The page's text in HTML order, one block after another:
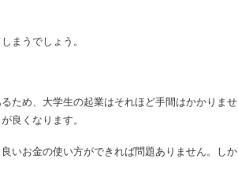
まうでしょう。
ため、大学生の起業はそれほど手間はかかりませ
良くなります。
いお金の使い方ができれば問題ありません。しか